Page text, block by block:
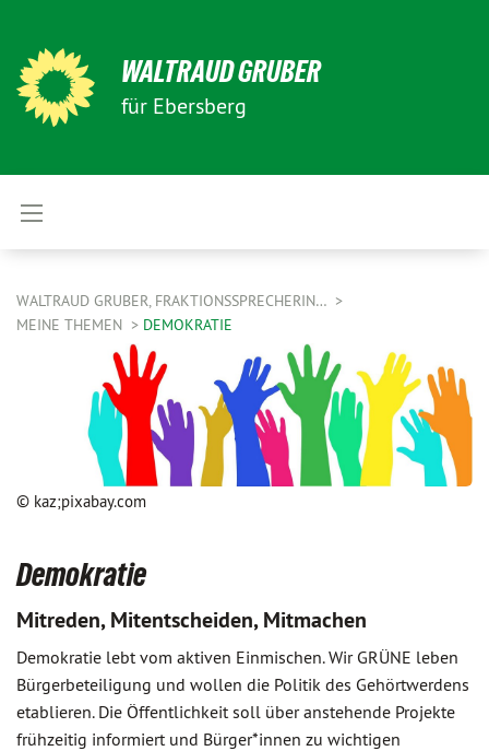
WALTRAUD GRUBER
für Ebersberg
WALTRAUD GRUBER, FRAKTIONSSPRECHERIN…
MEINE THEMEN
DEMOKRATIE
© kaz;pixabay.com
Demokratie
Mitreden, Mitentscheiden, Mitmachen
Demokratie lebt vom aktiven Einmischen. Wir GRÜNE leben
Bürgerbeteiligung und wollen die Politik des Gehörtwerdens
etablieren. Die Öffentlichkeit soll über anstehende Projekte
frühzeitig informiert und Bürger*innen zu wichtigen